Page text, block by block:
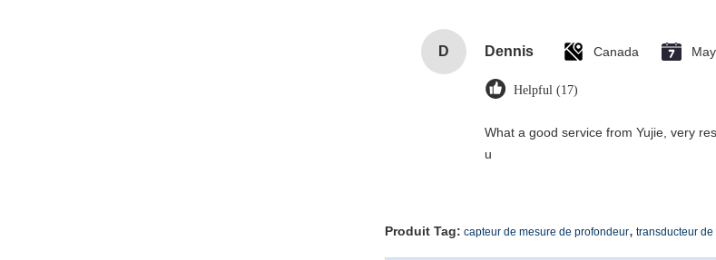
D Dennis Canada
Helpful (17)
What a good service from Yujie, very
u
Produit Tag: capteur de mesure de profondeur, transducteur